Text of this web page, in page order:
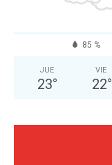
85 %
JUE
23°
VIE
22°